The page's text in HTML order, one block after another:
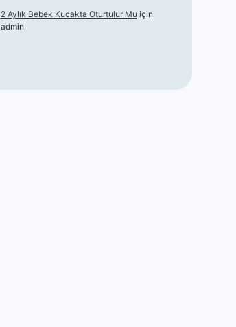
2 Aylık Bebek Kucakta Oturtulur Mu için
admin